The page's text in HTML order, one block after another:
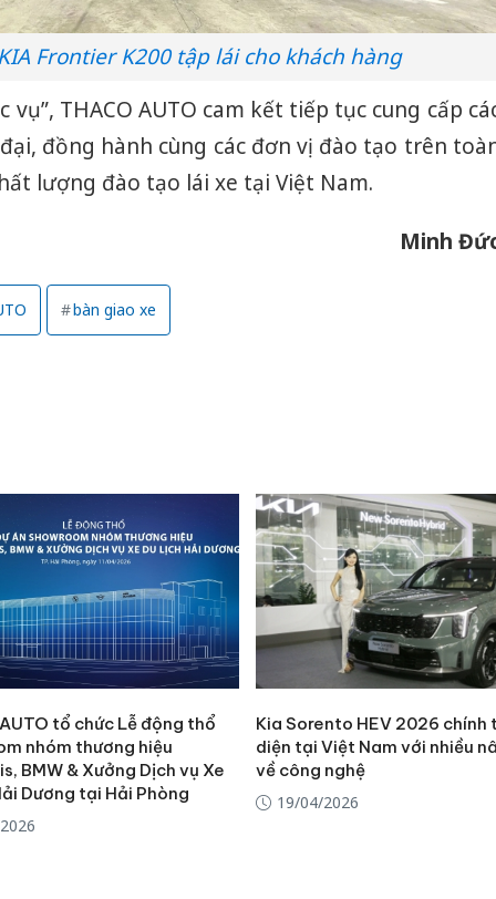
Frontier K200 tập lái cho khách hàng
THACO AUTO cam kết tiếp tục cung cấp
đồng hành cùng các đơn vị đào tạo trên
lượng đào tạo lái xe tại Việt Nam.
Minh
bàn giao xe
tổ chức Lễ động thổ
nhóm thương hiệu
BMW & Xưởng Dịch vụ Xe
Dương tại Hải Phòng
Kia Sorento HEV 2026 chính
diện tại Việt Nam với nhiều
về công nghệ
19/04/2026
Cà
công
sản
bảo vệ
kinh
Công
tìm bị
án sản
Thanh